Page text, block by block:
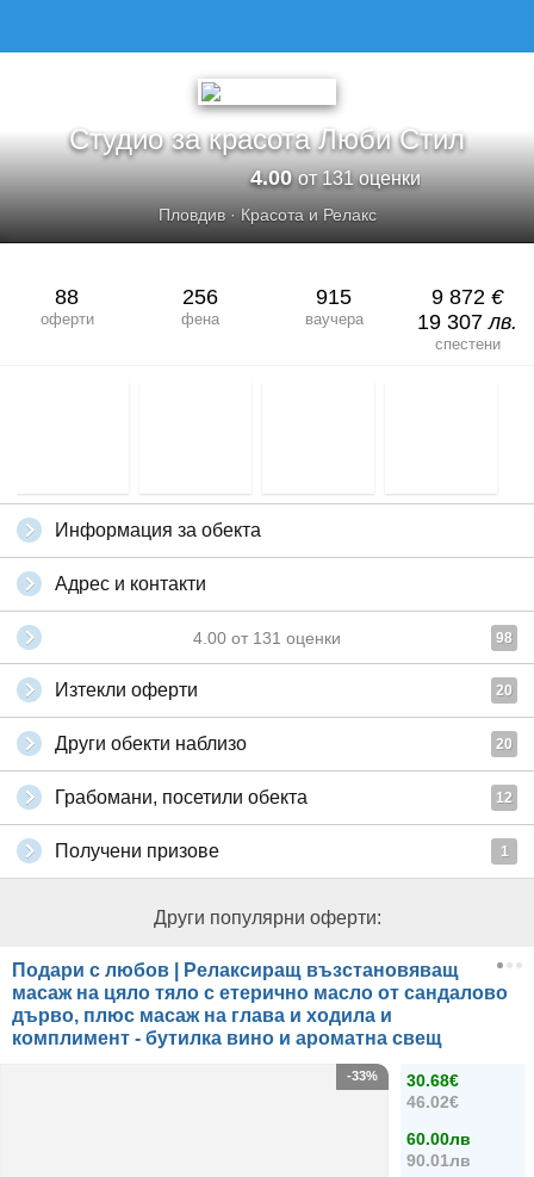
Студио за красота Люби Стил
4.00от 131 оценки
Пловдив· Красота и Релакс
88
оферти
256
фена
915
ваучера
9 872 €
19 307лв.
спестени
Информация за обекта
Адрес и контакти
4.00 от 131 оценки 98
Изтекли оферти 20
Други обекти наблизо 20
Грабомани, посетили обекта 12
Получени призове 1
Други популярни оферти:
Подари с любов | Релаксиращ възстановяващ
масаж на цяло тяло с етерично масло от сандалово
дърво, плюс масаж на глава и ходила и
комплимент - бутилка вино и ароматна свещ
30.68€
46.02€
60.00лв
90.01лв
-33%